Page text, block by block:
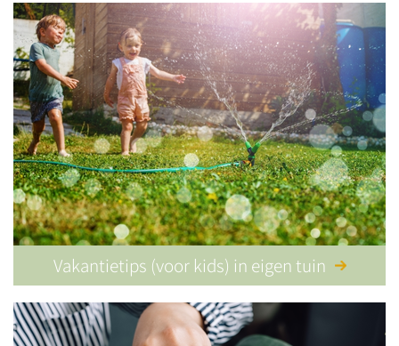
Vakantietips (voor kids) in eigen tuin